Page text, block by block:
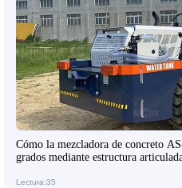
Cómo la mezcladora de concreto
grados mediante estructura
Lectura:35